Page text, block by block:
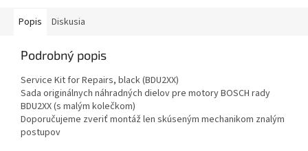
Popis Diskusia
Podrobný popis
Service Kit for Repairs, black (BDU2XX)
Sada originálnych náhradných dielov pre motory BOSCH rady
BDU2XX (s malým kolečkom)
Doporučujeme zveriť montáž len skúseným mechanikom znalým
postupov